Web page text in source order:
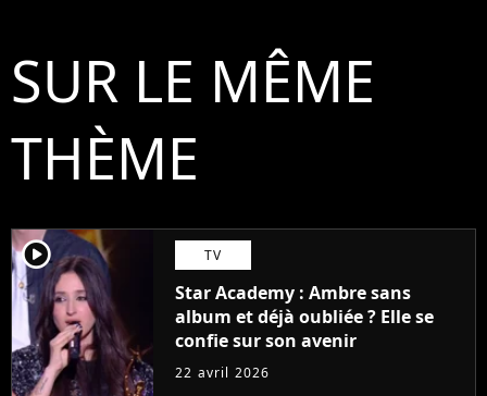
SUR LE MÊME
THÈME
player2 TV
Star Academy : Ambre sans
album et déjà oubliée ? Elle se
confie sur son avenir
22 avril 2026